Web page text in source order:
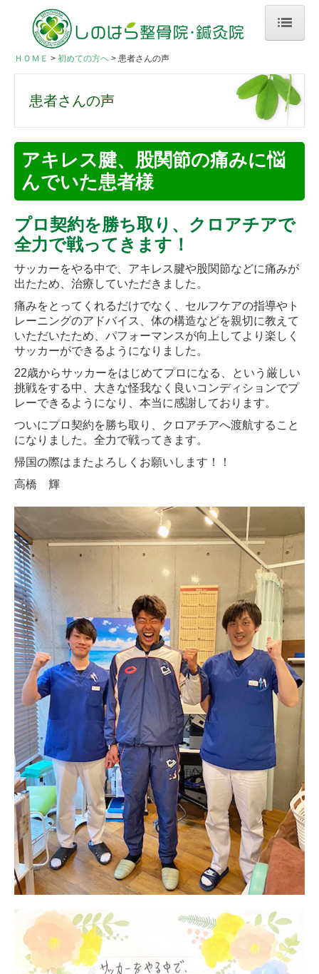
ＨＯＭＥ
スタッフ紹介
当院でできる施術
スポーツ外傷
お悩み別メニュー
採用情報
募集要項（上板橋本院）
募集要項（大山院）
お問合せ
個人情報保護方針
ＨＯＭＥ 初めての方へ 患者さんの声
患者さんの声
アキレス腱、股関節の痛みに悩
んでいた患者様
プロ契約を勝ち取り、クロアチアで
全力で戦ってきます！
サッカーをやる中で、アキレス腱や股関節などに痛みが
出たため、治療していただきました。
痛みをとってくれるだけでなく、セルフケアの指導やト
レーニングのアドバイス、体の構造などを親切に教えて
いただいたため、パフォーマンスが向上してより楽しく
サッカーができるようになりました。
22歳からサッカーをはじめてプロになる、という厳しい
挑戦をする中、大きな怪我なく良いコンディションでプ
レーできるようになり、本当に感謝しております。
ついにプロ契約を勝ち取り、クロアチアへ渡航すること
になりました。全力で戦ってきます。
帰国の際はまたよろしくお願いします！！
高橋 輝